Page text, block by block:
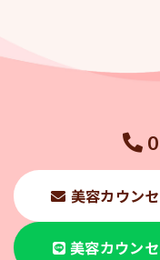
美容カウン
美容カウン